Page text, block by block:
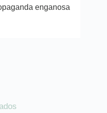
enganosa